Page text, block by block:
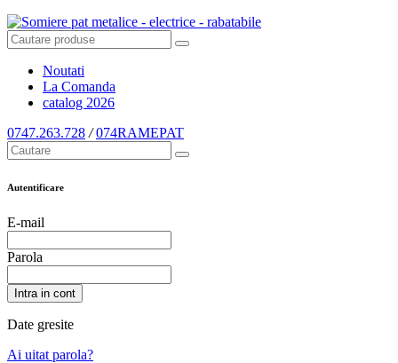
Noutati
La Comanda
catalog 2026
0747.263.728 / 074RAMEPAT
Autentificare
E-mail
Parola
Intra in cont
Date gresite
Ai uitat parola?